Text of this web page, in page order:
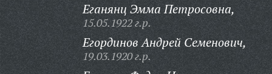
Еганянц Эмма Петросовна,
15.05.1922 г.р.
Егординов Андрей Семенович,
19.03.1920 г.р.